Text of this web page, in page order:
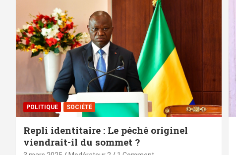
POLITIQUE SOCIÉTÉ
Repli identitaire : Le péché originel
viendrait-il du sommet ?